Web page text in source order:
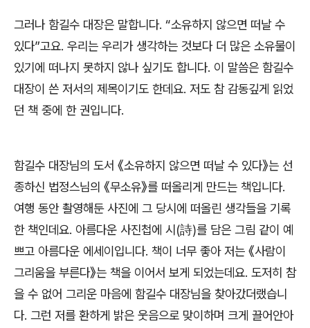
그러나 함길수 대장은 말합니다. “소유하지 않으면 떠날 수
있다”고요. 우리는 우리가 생각하는 것보다 더 많은 소유물이
있기에 떠나지 못하지 않나 싶기도 합니다. 이 말씀은 함길수
대장이 쓴 저서의 제목이기도 한데요. 저도 참 감동깊게 읽었
던 책 중에 한 권입니다.
함길수 대장님의 도서 《소유하지 않으면 떠날 수 있다》는 선
종하신 법정스님의 《무소유》를 떠올리게 만드는 책입니다.
여행 동안 촬영해둔 사진에 그 당시에 떠올린 생각들을 기록
한 책인데요. 아름다운 사진첩에 시(詩)를 담은 그림 같이 예
쁘고 아름다운 에세이입니다. 책이 너무 좋아 저는 《사람이
그리움을 부른다》는 책을 이어서 보게 되었는데요. 도저히 참
을 수 없어 그리운 마음에 함길수 대장님을 찾아갔더랬습니
다. 그런 저를 환하게 밝은 웃음으로 맞이하며 크게 끌어안아